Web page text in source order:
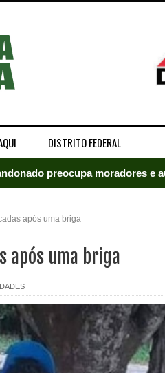
DISTRITO FEDERAL
preocupa moradores e
carro estacionado em Samambaia
8,4 pontos sobre Arruda e
do ano libera 1,5 mil detentos no
de Samambaia oferece
após uma briga
após uma briga